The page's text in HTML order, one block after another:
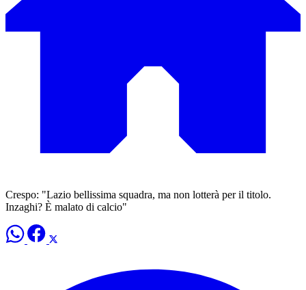
Crespo: "Lazio bellissima squadra, ma non lotterà per il titolo.
Inzaghi? È malato di calcio"